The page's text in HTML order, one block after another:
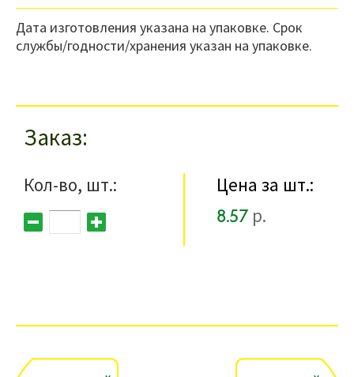
Дата изготовления указана на упаковке. Срок
службы/годности/хранения указан на упаковке.
Заказ
Кол-во, шт.:
Цена за шт.:
8.57 р.